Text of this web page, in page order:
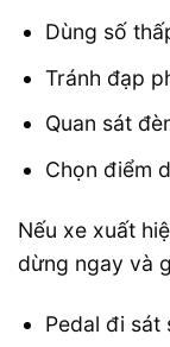
Dùng số
Tránh đạp
Quan sát
Chọn điểm
Nếu xe xuất
dừng ngay và
Pedal đi sát